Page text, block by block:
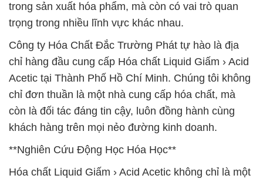
trong sản xuất hóa phẩm, mà còn có vai trò quan
trọng trong nhiều lĩnh vực khác nhau.
Công ty Hóa Chất Đắc Trường Phát tự hào là địa
chỉ hàng đầu cung cấp Hóa chất Liquid Giấm › Acid
Acetic tại Thành Phố Hồ Chí Minh. Chúng tôi không
chỉ đơn thuần là một nhà cung cấp hóa chất, mà
còn là đối tác đáng tin cậy, luôn đồng hành cùng
khách hàng trên mọi nẻo đường kinh doanh.
**Nghiên Cứu Động Học Hóa Học**
Hóa chất Liquid Giấm › Acid Acetic không chỉ là một